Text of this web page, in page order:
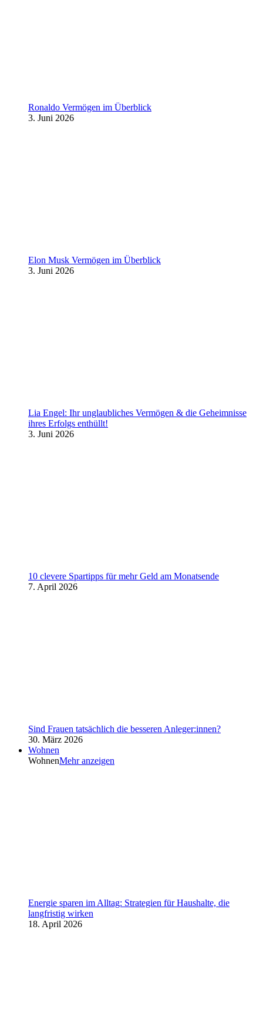
Ronaldo Vermögen im Überblick
3. Juni 2026
Elon Musk Vermögen im Überblick
3. Juni 2026
Lia Engel: Ihr unglaubliches Vermögen & die Geheimnisse
ihres Erfolgs enthüllt!
3. Juni 2026
10 clevere Spartipps für mehr Geld am Monatsende
7. April 2026
Sind Frauen tatsächlich die besseren Anleger:innen?
30. März 2026
Wohnen
WohnenMehr anzeigen
Energie sparen im Alltag: Strategien für Haushalte, die
langfristig wirken
18. April 2026